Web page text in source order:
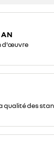
AN
d'œuvre
qualité des